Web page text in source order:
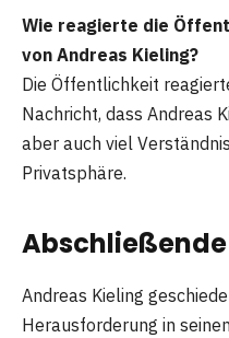
Wie reagierte die
von Andreas Kieling?
Die Öffentlichkeit
Nachricht, dass Andreas
aber auch viel
Privatsphäre.
Andreas Kieling
Herausforderung in